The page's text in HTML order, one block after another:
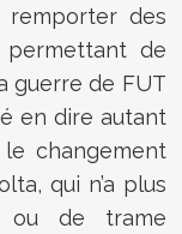
des
permettant de
guerre de FUT
en dire autant
changement
qui n’a plus
ou de trame